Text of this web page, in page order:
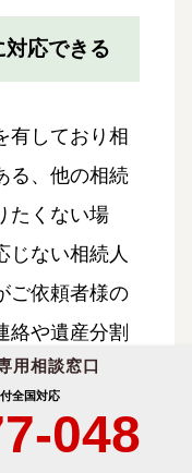
用相談窓口
全国対応
048
応できる
有しており相
る、他の相続
たくない場
じない相続人
ご依頼者様の
絡や遺産分割
人間の協議が
発展した場
ることができ